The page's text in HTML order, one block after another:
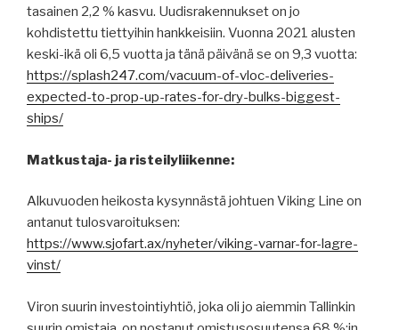
tasainen 2,2 % kasvu. Uudisrakennukset on jo
kohdistettu tiettyihin hankkeisiin. Vuonna 2021 alusten
keski-ikä oli 6,5 vuotta ja tänä päivänä se on 9,3 vuotta:
https://splash247.com/vacuum-of-vloc-deliveries-
expected-to-prop-up-rates-for-dry-bulks-biggest-
ships/
Matkustaja- ja risteilyliikenne:
Alkuvuoden heikosta kysynnästä johtuen Viking Line on
antanut tulosvaroituksen:
https://www.sjofart.ax/nyheter/viking-varnar-for-lagre-
vinst/
Viron suurin investointiyhtiö, joka oli jo aiemmin Tallinkin